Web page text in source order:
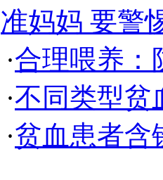
准妈妈 要警
·合理喂养：
·不同类型贫
·贫血患者含